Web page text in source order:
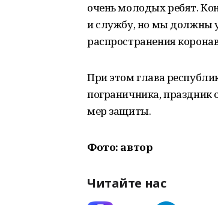
очень молодых ребят.
и службу, но мы должны
распространения
При этом глава
пограничника, праздник
мер защиты.
Фото: автор
Читайте нас